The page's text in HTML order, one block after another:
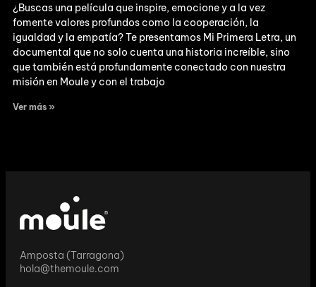
¿Buscas una película que inspire, emocione y a la vez
fomente valores profundos como la cooperación, la
igualdad y la empatía? Te presentamos Mi Primera Letra, un
documental que no solo cuenta una historia increíble, sino
que también está profundamente conectado con nuestra
misión en Moule y con el trabajo
Ver más »
Amposta (Tarragona)
hola@themoule.com